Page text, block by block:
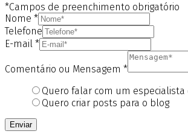
*Campos de preenchimento obrigatório
Nome *
Telefone
E-mail *
Comentário ou Mensagem *
Quero falar com um especialista
Quero criar posts para o blog
Enviar